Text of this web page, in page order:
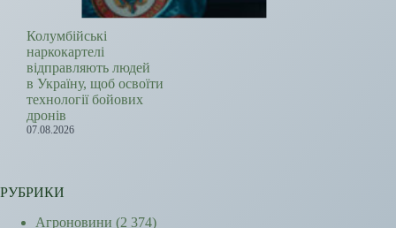
Колумбійські
наркокартелі
відправляють людей
в Україну, щоб освоїти
технології бойових
дронів
07.08.2026
РУБРИКИ
Агроновини (2 374)